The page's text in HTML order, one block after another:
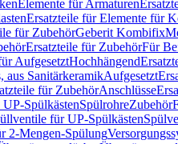
Elemente für Armaturen
Ersatzteile für Elemente für
für ZubehörGeberit Kombifix
Ersatzteile für ZubehörFür
AufgesetztHochhängend
aus SanitärkeramikAufgesetzt
für ZubehörAnschlüsse
SpülkästenSpülrohreZubehör
für UP-Spülkästen
2-Mengen-Spülung